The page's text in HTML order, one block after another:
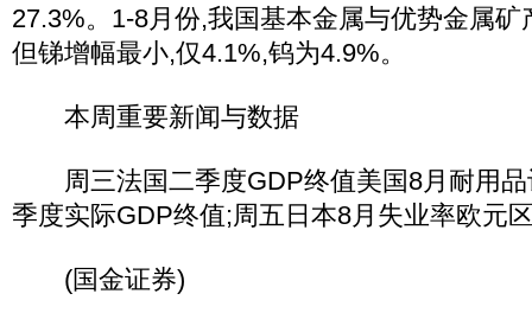
27.3%。1-8月份,我国基本金属与优势金属
但锑增幅最小,仅4.1%,钨为4.9%。
本周重要新闻与数据
周三法国二季度GDP终值美国8月耐用品
季度实际GDP终值;周五日本8月失业率欧元
(国金证券)